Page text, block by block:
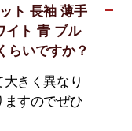
ト 長袖 薄手
イト 青 ブル
らいですか？
きく異なり
ますのでぜひ